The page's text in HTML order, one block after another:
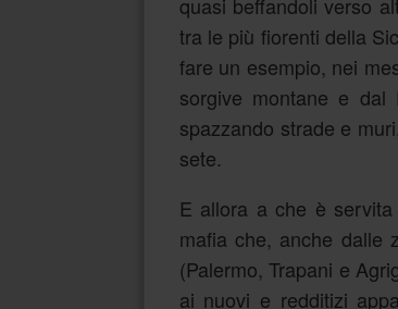
tra le più fiorenti della
fare un esempio, nei
sorgive montane e dal
spazzando strade e
sete.
E allora a che è
mafia che, anche dalle
(Palermo, Trapani e
ai nuovi e redditizi